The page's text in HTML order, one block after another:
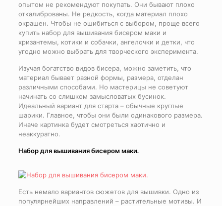
опытом не рекомендуют покупать. Они бывают плохо
откалиброваны. Не редкость, когда материал плохо
окрашен. Чтобы не ошибиться с выбором, проще всего
купить набор для вышивания бисером маки и
хризантемы, котики и собачки, ангелочки и детки, что
угодно можно выбрать для творческого эксперимента.
Изучая богатство видов бисера, можно заметить, что
материал бывает разной формы, размера, отделан
различными способами. Но мастерицы не советуют
начинать со слишком замысловатых бусинок.
Идеальный вариант для старта – обычные круглые
шарики. Главное, чтобы они были одинакового размера.
Иначе картинка будет смотреться хаотично и
неаккуратно.
Набор для вышивания бисером маки.
Есть немало вариантов сюжетов для вышивки. Одно из
популярнейших направлений – растительные мотивы. И